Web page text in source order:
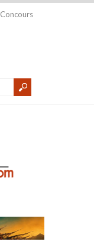
Concours